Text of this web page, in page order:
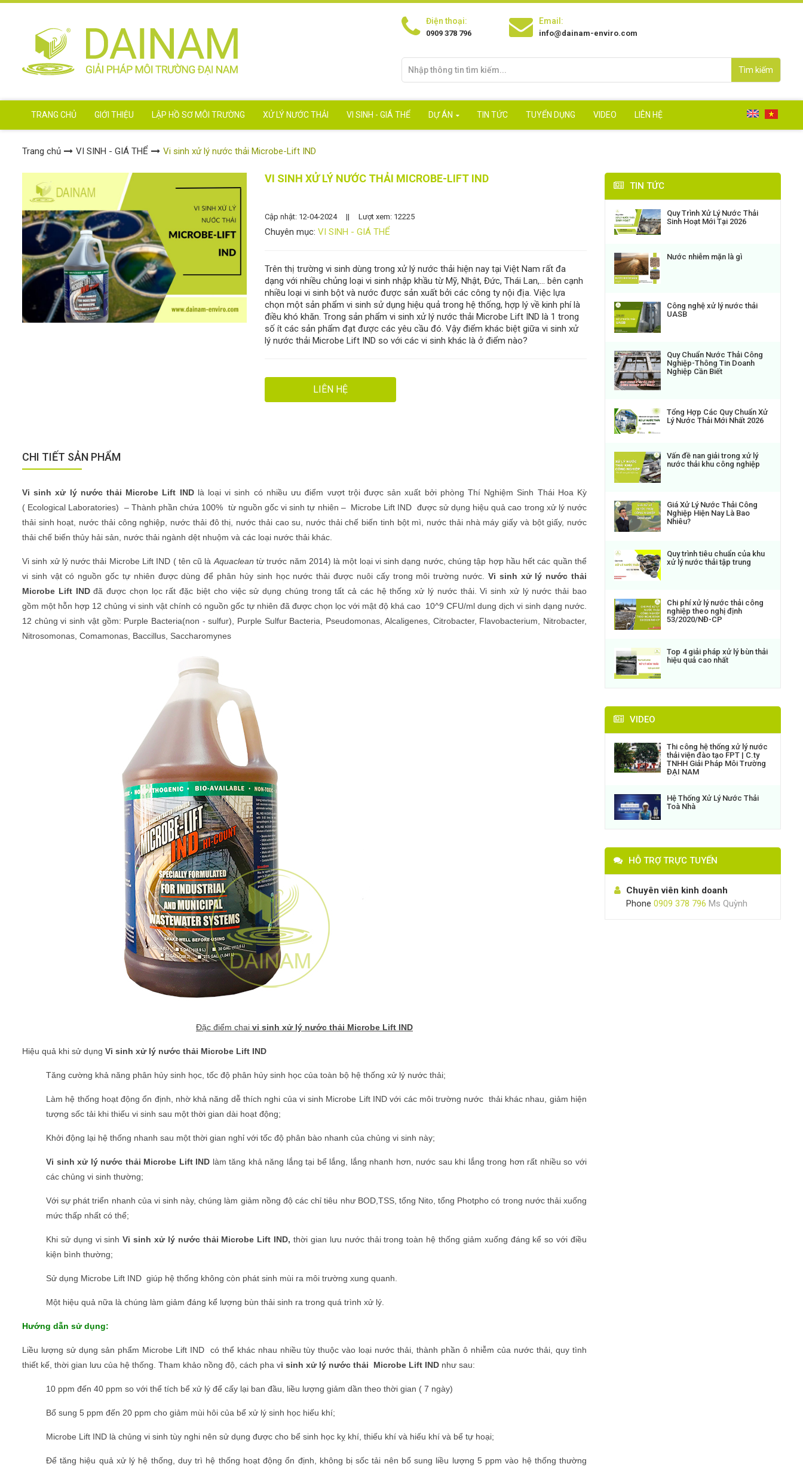
Điện thoại:
0909 378 796
Email:
info@dainam-enviro.com
Tìm kiếm
TRANG CHỦ GIỚI THIỆU LẬP HỒ SƠ MÔI TRƯỜNG XỬ LÝ NƯỚC THẢI VI SINH - GIÁ THỂ DỰ ÁN TIN TỨC TUYỂN DỤNG VIDEO LIÊN HỆ
Trang chủ VI SINH - GIÁ THỂ Vi sinh xử lý nước thải Microbe-Lift IND
VI SINH XỬ LÝ NƯỚC THẢI MICROBE-LIFT IND
Cập nhật: 12-04-2024 || Lượt xem: 12225
Chuyên mục:VI SINH - GIÁ THỂ
Trên thị trường vi sinh dùng trong xử lý nước thải hiện nay tại Việt Nam rất đa
dạng với nhiều chủng loại vi sinh nhập khầu từ Mỹ, Nhật, Đức, Thái Lan,... bên cạnh
nhiều loại vi sinh bột và nước được sản xuất bởi các công ty nội địa. Việc lựa
chọn một sản phẩm vi sinh sử dụng hiệu quả trong hệ thống, hợp lý về kinh phí là
điều khó khăn. Trong sản phẩm vi sinh xử lý nước thải Microbe Lift IND là 1 trong
số ít các sản phẩm đạt được các yêu cầu đó. Vậy điểm khác biệt giữa vi sinh xử
lý nước thải Microbe Lift IND so với các vi sinh khác là ở điểm nào?
LIÊN HỆ
CHI TIẾT SẢN PHẨM
Vi sinh xử lý nước thải Microbe Lift IND là loại vi sinh có nhiều ưu điểm vượt trội được sản xuất bởi phòng Thí Nghiệm Sinh Thái Hoa Kỳ
( Ecological Laboratories) – Thành phần chứa 100% từ nguồn gốc vi sinh tự nhiên – Microbe Lift IND được sử dụng hiệu quả cao trong xử lý nước
thải sinh hoạt, nước thải công nghiệp, nước thải đô thị, nước thải cao su, nước thải chế biến tinh bột mì, nước thải nhà máy giấy và bột giấy, nước
thải chế biến thủy hải sản, nước thải ngành dệt nhuộm và các loại nước thải khác.
Vi sinh xử lý nước thải Microbe Lift IND ( tên cũ là Aquaclean từ trước năm 2014) là một loại vi sinh dạng nước, chúng tập hợp hầu hết các quần thể
vi sinh vật có nguồn gốc tự nhiên được dùng để phân hủy sinh học nước thải được nuôi cấy trong môi trường nước. Vi sinh xử lý nước thải
Microbe Lift INDđã được chọn lọc rất đặc biệt cho việc sử dụng chúng trong tất cả các hệ thống xử lý nước thải. Vi sinh xử lý nước thải bao
gồm một hỗn hợp 12 chủng vi sinh vật chính có nguồn gốc tự nhiên đã được chọn lọc với mật độ khá cao 10^9 CFU/ml dung dịch vi sinh dạng nước.
12 chủng vi sinh vật gồm: Purple Bacteria(non - sulfur), Purple Sulfur Bacteria, Pseudomonas, Alcaligenes, Citrobacter, Flavobacterium, Nitrobacter,
Nitrosomonas, Comamonas, Baccillus, Saccharomynes
Đặc điểm chai vi sinh xử lý nước thải Microbe Lift IND
Hiệu quả khi sử dụng Vi sinh xử lý nước thải Microbe Lift IND
Tăng cường khả năng phân hủy sinh học, tốc độ phân hủy sinh học của toàn bộ hệ thống xử lý nước thải;
Làm hệ thống hoạt động ổn định, nhờ khả năng dễ thích nghi của vi sinh Microbe Lift IND với các môi trường nước thải khác nhau, giảm hiện
tượng sốc tải khi thiếu vi sinh sau một thời gian dài hoạt động;
Khởi động lại hệ thống nhanh sau một thời gian nghỉ với tốc độ phân bào nhanh của chủng vi sinh này;
Vi sinh xử lý nước thải Microbe Lift IND làm tăng khả năng lắng tại bể lắng, lắng nhanh hơn, nước sau khi lắng trong hơn rất nhiều so với
các chủng vi sinh thường;
Với sự phát triển nhanh của vi sinh này, chúng làm giảm nồng độ các chỉ tiêu như BOD,TSS, tổng Nito, tổng Photpho có trong nước thải xuống
mức thấp nhất có thể;
Khi sử dụng vi sinhVi sinh xử lý nước thải Microbe Lift IND,thời gian lưu nước thải trong toàn hệ thống giảm xuống đáng kể so với điều
kiện bình thường;
Sử dụng Microbe Lift IND giúp hệ thống không còn phát sinh mùi ra môi trường xung quanh.
Một hiệu quả nữa là chúng làm giảm đáng kể lượng bùn thải sinh ra trong quá trình xử lý.
Hướng dẫn sử dụng:
Liều lượng sử dụng sản phẩm Microbe Lift IND có thể khác nhau nhiều tùy thuộc vào loại nước thải, thành phần ô nhiễm của nước thải, quy tình
thiết kế, thời gian lưu của hệ thống. Tham khảo nồng độ, cách pha vi sinh xử lý nước thải Microbe Lift IND như sau:
10 ppm đến 40 ppm so với thể tích bể xử lý để cấy lại ban đầu, liều lượng giảm dần theo thời gian ( 7 ngày)
Bổ sung 5 ppm đến 20 ppm cho giảm mùi hôi của bể xử lý sinh học hiếu khí;
Microbe Lift IND là chủng vi sinh tùy nghi nên sử dụng được cho bể sinh học kỵ khí, thiếu khí và hiếu khí và bể tự hoại;
Để tăng hiệu quả xử lý hệ thống, duy trì hệ thống hoạt động ổn định, không bị sốc tải nên bổ sung liều lượng 5 ppm vào hệ thống thường
TIN TỨC
Quy Trình Xử Lý Nước Thải
Sinh Hoạt Mới Tại 2026
Nước nhiễm mặn là gì
Công nghệ xử lý nước thải
UASB
Quy Chuẩn Nước Thải Công
Nghiệp-Thông Tin Doanh
Nghiệp Cần Biết
Tổng Hợp Các Quy Chuẩn Xử
Lý Nước Thải Mới Nhất 2026
Vấn đề nan giải trong xử lý
nước thải khu công nghiệp
Giá Xử Lý Nước Thải Công
Nghiệp Hiện Nay Là Bao
Nhiêu?
Quy trình tiêu chuẩn của khu
xử lý nước thải tập trung
Chi phí xử lý nước thải công
nghiệp theo nghị định
53/2020/NĐ-CP
Top 4 giải pháp xử lý bùn thải
hiệu quả cao nhất
VIDEO
Thi công hệ thống xử lý nước
thải viện đào tạo FPT | C.ty
TNHH Giải Pháp Môi Trường
ĐẠI NAM
Hệ Thống Xử Lý Nước Thải
Toà Nhà
HỖ TRỢ TRỰC TUYẾN
Chuyên viên kinh doanh
Phone 0909 378 796 Ms Quỳnh